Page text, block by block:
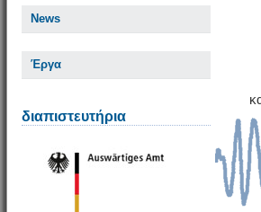
News
Έργα
διαπιστευτήρια